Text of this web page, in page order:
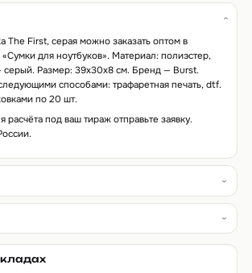
The First, серая можно заказать оптом в
для ноутбуков». Материал: полиэстер,
Размер: 39х30х8 см. Бренд — Burst.
способами: трафаретная печать, dtf.
по 20 шт.
расчёта под ваш тираж отправьте заявку.